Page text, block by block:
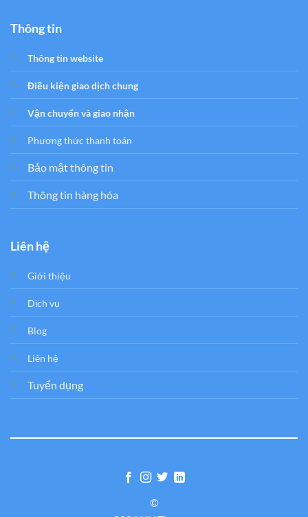
Thông tin
Thông tin website
Điều kiện giao dịch chung
Vận chuyển và giao nhận
Phương thức thanh toán
Bảo mật thông tin
Thông tin hàng hóa
Liên hệ
Giới thiệu
Dịch vụ
Blog
Liên hệ
Tuyển dụng
©